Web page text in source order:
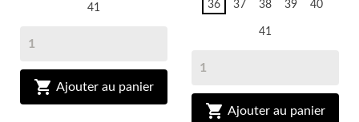
41
 Ajouter au panier
36 37 38 39 40
41
 Ajouter au panier